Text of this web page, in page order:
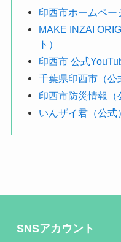
印西市ホームペー
MAKE INZAI
ト）
印西市 公式
千葉県印西市（公
印西市防災情報（
いんザイ君（公式
SNSアカウント